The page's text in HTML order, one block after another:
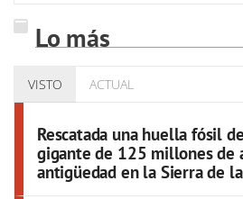
Lo más
VISTO ACTUAL
Rescatada una huella fósil
gigante de 125 millones de
antigüedad en la Sierra de